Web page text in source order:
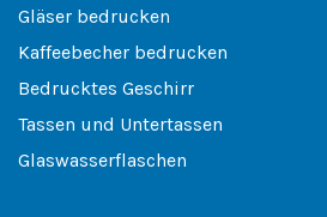
Gläser bedrucken
Kaffeebecher bedrucken
Bedrucktes Geschirr
Tassen und Untertassen
Glaswasserflaschen